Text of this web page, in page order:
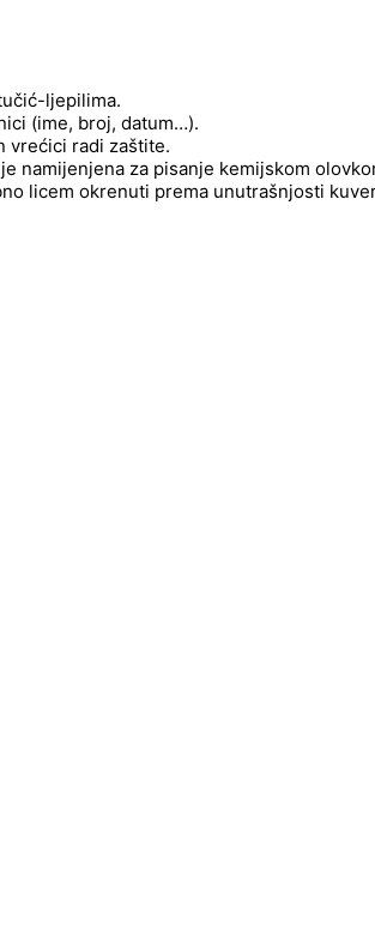
ljepilima.
(ime, broj, datum…).
vrećici radi zaštite.
namijenjena za pisanje kemijskom
licem okrenuti prema unutrašnjosti